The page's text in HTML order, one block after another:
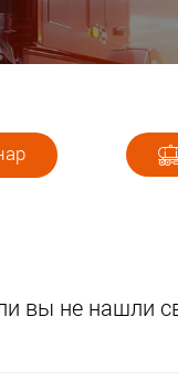
вы не нашли